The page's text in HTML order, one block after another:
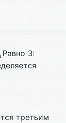
Равно 3:
третьим